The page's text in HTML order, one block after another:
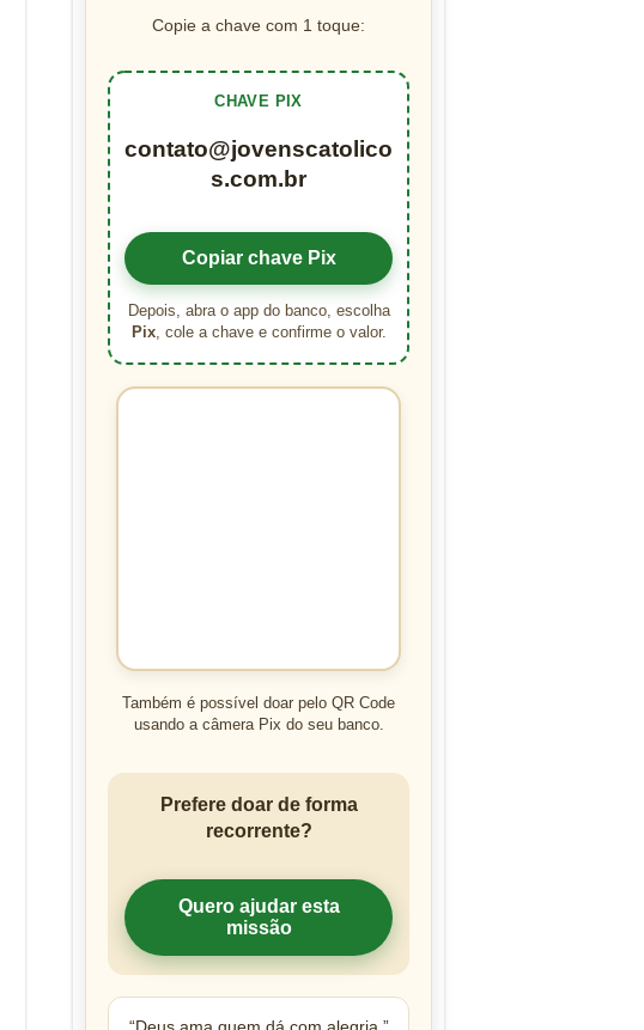
Copie a chave com 1 toque:
CHAVE PIX
contato@jovenscatolico
s.com.br
Copiar chave Pix
Depois, abra o app do banco, escolha
Pix, cole a chave e confirme o valor.
Também é possível doar pelo QR Code
usando a câmera Pix do seu banco.
Prefere doar de forma
recorrente?
Quero ajudar esta
missão